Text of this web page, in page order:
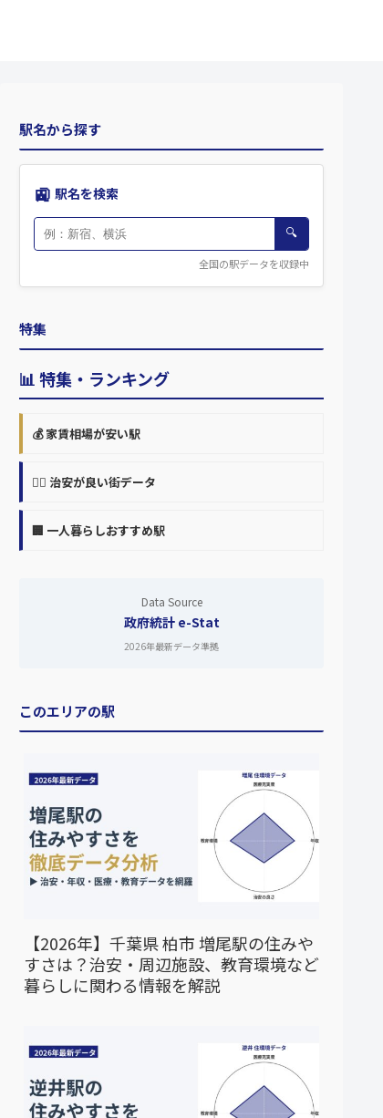
駅名から探す
🚉 駅名を検索
🔍
全国の駅データを収録中
特集
📊 特集・ランキング
💰 家賃相場が安い駅
👮‍♀️ 治安が良い街データ
🏢 一人暮らしおすすめ駅
Data Source
政府統計 e-Stat
2026年最新データ準拠
このエリアの駅
【2026年】千葉県 柏市 増尾駅の住みや
すさは？治安・周辺施設、教育環境など
暮らしに関わる情報を解説